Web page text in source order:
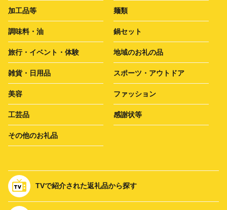
加工品等 麺類
調味料・油 鍋セット
旅行・イベント・体験 地域のお礼の品
雑貨・日用品 スポーツ・アウトドア
美容 ファッション
工芸品 感謝状等
その他のお礼品
TVで紹介された返礼品から探す